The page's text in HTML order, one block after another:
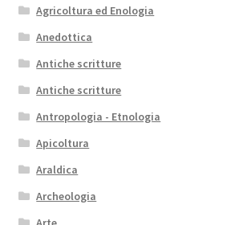
Agricoltura ed Enologia
Anedottica
Antiche scritture
Antiche scritture
Antropologia - Etnologia
Apicoltura
Araldica
Archeologia